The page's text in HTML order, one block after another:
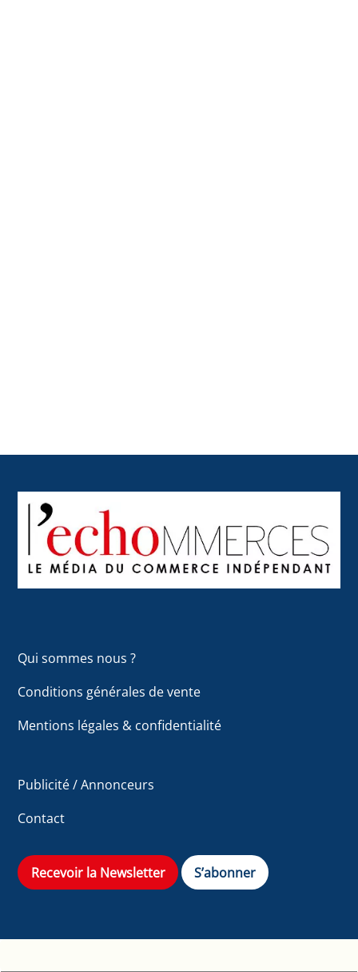
To
Top
Qui sommes nous ?
Conditions générales de vente
Mentions légales & confidentialité
Publicité / Annonceurs
Contact
Recevoir la Newsletter S’abonner